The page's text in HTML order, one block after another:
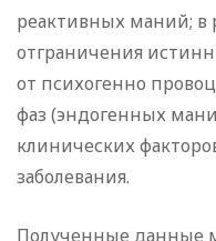
реактивных маний; в
отграничения
от психогенно
фаз (эндогенных
клинических
заболевания.
Полученные данные